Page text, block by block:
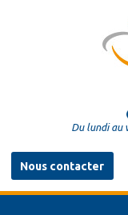
Du lundi au
Nous contacter